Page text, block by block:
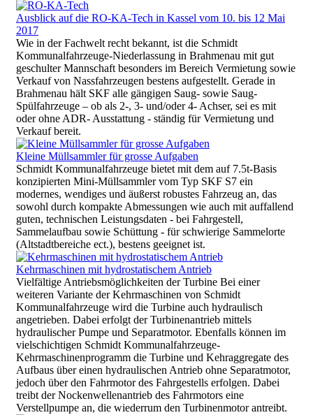
Ausblick auf die RO-KA-Tech in Kassel vom 10. bis 12 Mai
2017
Wie in der Fachwelt recht bekannt, ist die Schmidt
Kommunalfahrzeuge-Niederlassung in Brahmenau mit gut
geschulter Mannschaft besonders im Bereich Vermietung sowie
Verkauf von Nassfahrzeugen bestens aufgestellt. Gerade in
Brahmenau hält SKF alle gängigen Saug- sowie Saug-
Spülfahrzeuge – ob als 2-, 3- und/oder 4- Achser, sei es mit
oder ohne ADR- Ausstattung - ständig für Vermietung und
Verkauf bereit.
Kleine Müllsammler für grosse Aufgaben
Schmidt Kommunalfahrzeuge bietet mit dem auf 7.5t-Basis
konzipierten Mini-Müllsammler vom Typ SKF S7 ein
modernes, wendiges und äußerst robustes Fahrzeug an, das
sowohl durch kompakte Abmessungen wie auch mit auffallend
guten, technischen Leistungsdaten - bei Fahrgestell,
Sammelaufbau sowie Schüttung - für schwierige Sammelorte
(Altstadtbereiche ect.), bestens geeignet ist.
Kehrmaschinen mit hydrostatischem Antrieb
Vielfältige Antriebsmöglichkeiten der Turbine Bei einer
weiteren Variante der Kehrmaschinen von Schmidt
Kommunalfahrzeuge wird die Turbine auch hydraulisch
angetrieben. Dabei erfolgt der Turbinenantrieb mittels
hydraulischer Pumpe und Separatmotor. Ebenfalls können im
vielschichtigen Schmidt Kommunalfahrzeuge-
Kehrmaschinenprogramm die Turbine und Kehraggregate des
Aufbaus über einen hydraulischen Antrieb ohne Separatmotor,
jedoch über den Fahrmotor des Fahrgestells erfolgen. Dabei
treibt der Nockenwellenantrieb des Fahrmotors eine
Verstellpumpe an, die wiederrum den Turbinenmotor antreibt.